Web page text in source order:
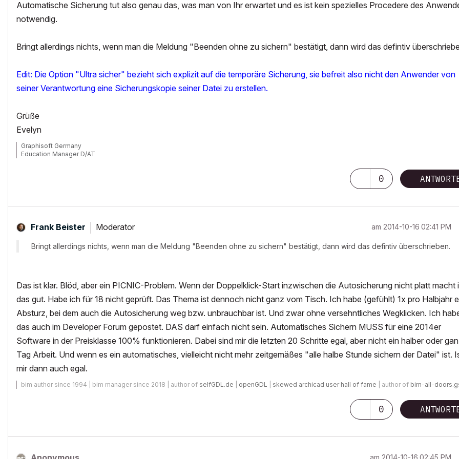
Automatische Sicherung tut also genau das, was man von Ihr erwartet und es ist kein spezielles Procedere des
notwendig.
Bringt allerdings nichts, wenn man die Meldung "Beenden ohne zu sichern" bestätigt, dann wird das defintiv
Edit: Die Option "Ultra sicher" bezieht sich explizit auf die temporäre Sicherung, sie befreit also nicht den Anwender von
seiner Verantwortung eine Sicherungskopie seiner Datei zu erstellen.
Grüße
Evelyn
Graphisoft Germany
Education Manager D/AT
0
Frank Beister Moderator am ‎2014-10-16 02:41 PM
Bringt allerdings nichts, wenn man die Meldung "Beenden ohne zu sichern" bestätigt, dann wird das defintiv überschrieben.
Das ist klar. Blöd, aber ein PICNIC-Problem. Wenn der Doppelklick-Start inzwischen die Autosicherung nicht platt macht
das gut. Habe ich für 18 nicht geprüft. Das Thema ist dennoch nicht ganz vom Tisch. Ich habe (gefühlt) 1x pro Halbjahr
Absturz, bei dem auch die Autosicherung weg bzw. unbrauchbar ist. Und zwar ohne versehntliches Wegklicken. Ich
das auch im Developer Forum gepostet. DAS darf einfach nicht sein. Automatisches Sichern MUSS für eine 2014er
Software in der Preisklasse 100% funktionieren. Dabei sind mir die letzten 20 Schritte egal, aber nicht ein halber oder
Tag Arbeit. Und wenn es ein automatisches, vielleicht nicht mehr zeitgemäßes "alle halbe Stunde sichern der Datei" ist.
mir dann auch egal.
bim author since 1994 | bim manager since 2018 | author of selfGDL.de openGDL skewed archicad user hall of fame | author of bim-all-
0
am ‎2014-10-16 02:45 PM